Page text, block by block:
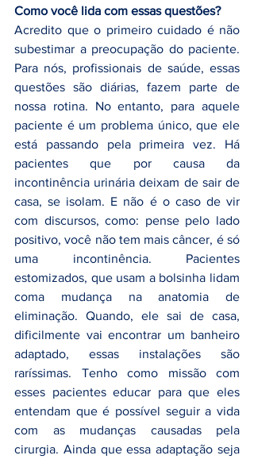
Como você lida com essas questões?
Acredito que o primeiro cuidado é não
subestimar a preocupação do paciente.
Para nós, profissionais de saúde, essas
questões são diárias, fazem parte de
nossa rotina. No entanto, para aquele
paciente é um problema único, que ele
está passando pela primeira vez. Há
pacientes que por causa da
incontinência urinária deixam de sair de
casa, se isolam. E não é o caso de vir
com discursos, como: pense pelo lado
positivo, você não tem mais câncer, é só
uma incontinência. Pacientes
estomizados, que usam a bolsinha lidam
coma mudança na anatomia de
eliminação. Quando, ele sai de casa,
dificilmente vai encontrar um banheiro
adaptado, essas instalações são
raríssimas. Tenho como missão com
esses pacientes educar para que eles
entendam que é possível seguir a vida
com as mudanças causadas pela
cirurgia. Ainda que essa adaptação seja